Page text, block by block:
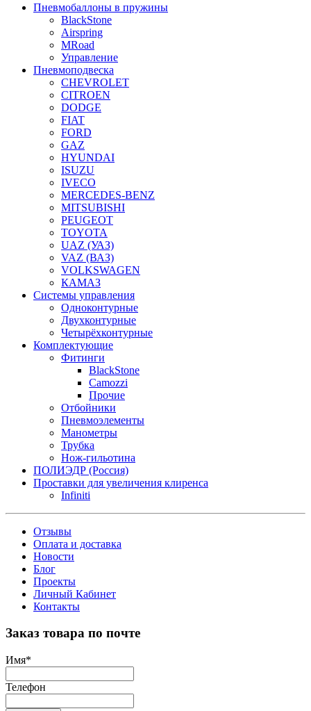
Пневмобаллоны в пружины
BlackStone
Airspring
MRoad
Управление
Пневмоподвеска
CHEVROLET
CITROEN
DODGE
FIAT
FORD
GAZ
HYUNDAI
ISUZU
IVECO
MERCEDES-BENZ
MITSUBISHI
PEUGEOT
TOYOTA
UAZ (УАЗ)
VAZ (ВАЗ)
VOLKSWAGEN
КАМАЗ
Системы управления
Одноконтурные
Двухконтурные
Четырёхконтурные
Комплектующие
Фитинги
BlackStone
Camozzi
Прочие
Отбойники
Пневмоэлементы
Манометры
Трубка
Нож-гильотина
ПОЛИЭДР (Россия)
Проставки для увеличения клиренса
Infiniti
Отзывы
Оплата и доставка
Новости
Блог
Проекты
Личный Кабинет
Контакты
Заказ товара по почте
Имя*
Телефон